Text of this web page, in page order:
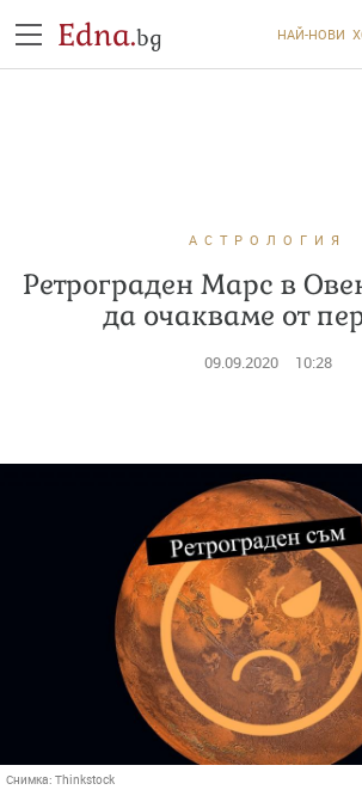
Edna.bg НАЙ-НОВИ
АСТРОЛОГИЯ
Ретрограден Марс в
да очакваме от
09.09.2020 10:28
Снимка: Thinkstock